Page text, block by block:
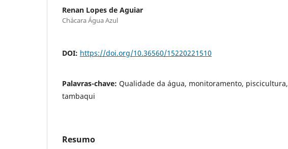
Renan Lopes de Aguiar
Chácara Água Azul
DOI: https://doi.org/10.36560/15220221510
Palavras-chave: Qualidade da água, monitoramento, piscicultura,
tambaqui
Resumo